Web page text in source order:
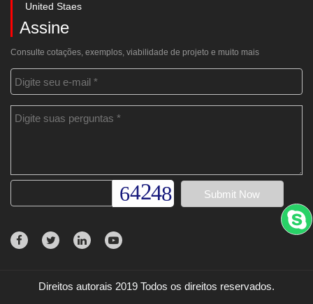
United Staes
Assine
Consulte cotações, exemplos, viabilidade de projeto e muito mais
Direitos autorais 2019 Todos os direitos reservados.